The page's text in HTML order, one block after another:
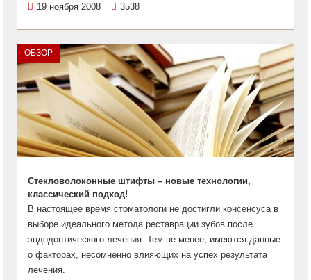
19 ноября 2008
3538
ОБЗОР
Стекловолоконные штифты – новые технологии,
классический подход!
В настоящее время стоматологи не достигли консенсуса в
выборе идеального метода реставрации зубов после
эндодонтического лечения. Тем не менее, имеются данные
о факторах, несомненно влияющих на успех результата
лечения.